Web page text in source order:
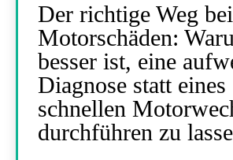
Der richtige Weg bei
Motorschäden:
besser ist, eine
Diagnose statt eines
schnellen
durchführen zu